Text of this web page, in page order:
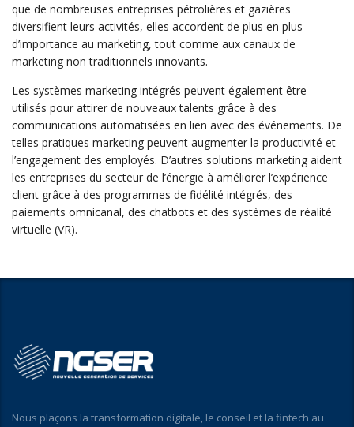
que de nombreuses entreprises pétrolières et gazières
diversifient leurs activités, elles accordent de plus en plus
d’importance au marketing, tout comme aux canaux de
marketing non traditionnels innovants.
Les systèmes marketing intégrés peuvent également être
utilisés pour attirer de nouveaux talents grâce à des
communications automatisées en lien avec des événements. De
telles pratiques marketing peuvent augmenter la productivité et
l’engagement des employés. D’autres solutions marketing aident
les entreprises du secteur de l’énergie à améliorer l’expérience
client grâce à des programmes de fidélité intégrés, des
paiements omnicanal, des chatbots et des systèmes de réalité
virtuelle (VR).
Nous plaçons la transformation digitale, le conseil et la fintech au